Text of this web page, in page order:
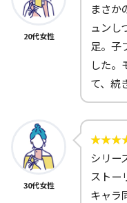
20代女性
まさか
ュンし
足。子
した。
て、続
30代女性
シリー
ストー
キャラ